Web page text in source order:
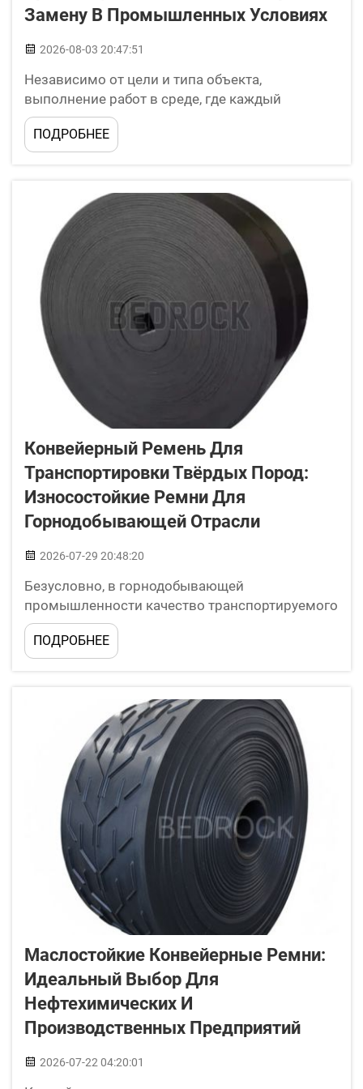
Замену В Промышленных Условиях
2026-08-03 20:47:51
Независимо от цели и типа объекта,
выполнение работ в среде, где каждый
элемент необходим для успешного завершения
задач, требует наличия правильной техники.
Одним из важнейших аксессуаров является
упрощают...
ПОДРОБНЕЕ
Конвейерный Ремень Для
Транспортировки Твёрдых Пород:
Износостойкие Ремни Для
Горнодобывающей Отрасли
2026-07-29 20:48:20
Безусловно, в горнодобывающей
промышленности качество транспортируемого
материала имеет огромное значение. Одним из
ключевых устройств, способных помочь в этом,
является конвейерная лента. Компания
устойчивые к износу, особенно при добыче
твёрдых пород.
ПОДРОБНЕЕ
Маслостойкие Конвейерные Ремни:
Идеальный Выбор Для
Нефтехимических И
Производственных Предприятий
2026-07-22 04:20:01